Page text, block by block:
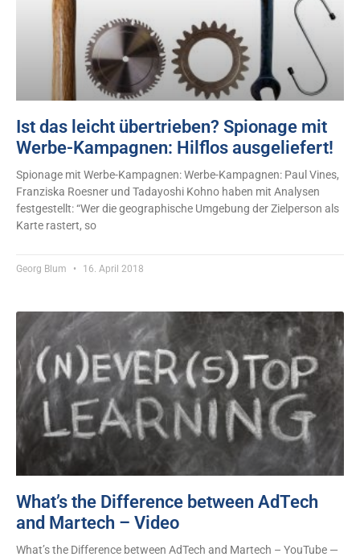
Ist das leicht übertrieben? Spionage mit
Werbe-Kampagnen: Hilflos ausgeliefert!
Spionage mit Werbe-Kampagnen: Werbe-Kampagnen: Paul Vines,
Franziska Roesner und Tadayoshi Kohno haben mit Analysen
festgestellt: “Wer die geographische Umgebung der Zielperson als
Karte rastert, so
Georg Blum 16. April 2018
What’s the Difference between AdTech
and Martech – Video
What’s the Difference between AdTech and Martech – YouTube —